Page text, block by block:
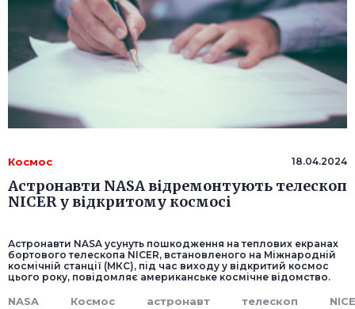
Космос 18.04.2024
Астронавти NASA відремонтують телескоп
NICER у відкритому космосі
Астронавти NASA усунуть пошкодження на теплових екранах
бортового телескопа NICER, встановленого на Міжнародній
космічній станції (МКС), під час виходу у відкритий космос
цього року, повідомляє американське космічне відомство.
NASA Космос астронавт телескоп